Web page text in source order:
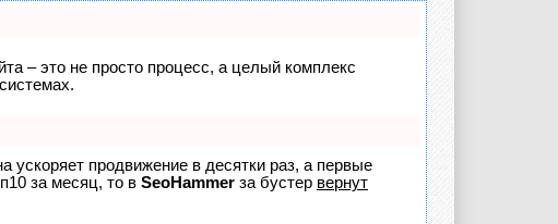
– это не просто процесс, а целый комплекс
ускоряет продвижение в десятки раз, а первые
за месяц, то в SeoHammer за бустер вернут